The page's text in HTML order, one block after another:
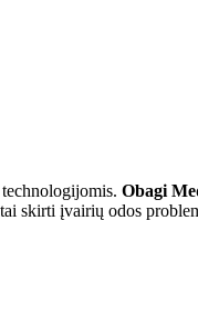
Obagi
skirti įvairių odos